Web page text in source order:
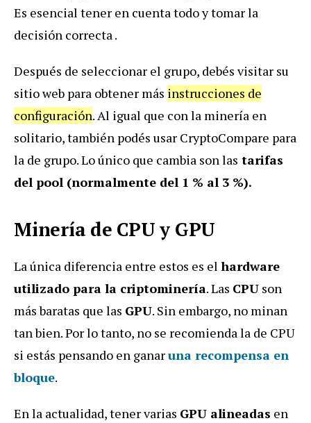
Es esencial tener en cuenta todo y tomar la
decisión correcta .
Después de seleccionar el grupo, debés visitar su
sitio web para obtener más instrucciones de
configuración. Al igual que con la minería en
solitario, también podés usar CryptoCompare para
la de grupo. Lo único que cambia son las tarifas
del pool (normalmente del 1 % al 3 %).
Minería de CPU y GPU
La única diferencia entre estos es el hardware
utilizado para la criptominería. Las CPU son
más baratas que las GPU. Sin embargo, no minan
tan bien. Por lo tanto, no se recomienda la de CPU
si estás pensando en ganaruna recompensa en
bloque.
En la actualidad, tener varias GPU alineadas en